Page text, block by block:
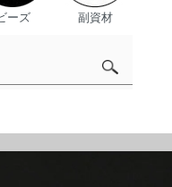
ーズ 副資材